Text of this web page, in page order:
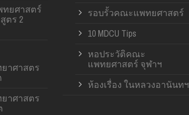
ยศาสตร์
ตร 2
าศาสตร
าศาสตร
รอบรั้วคณะแพทยศาสตร์
10 MDCU Tips
หอประวัติคณะ
แพทยศาสตร์ จุฬาฯ
ห้องเรื่อง ในหลวงอานันทฯ